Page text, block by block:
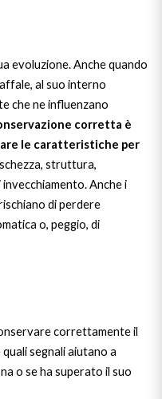
evoluzione. Anche quando
al suo interno
che ne influenzano
corretta è
le caratteristiche per
struttura,
Anche i
di perdere
o, peggio, di
correttamente il
segnali aiutano a
o se ha superato il suo